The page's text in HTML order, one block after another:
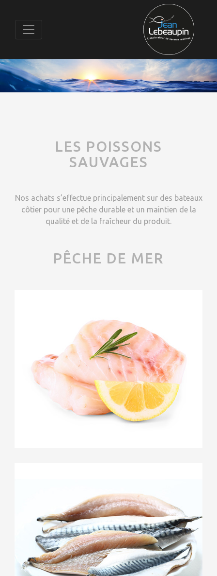
LES POISSONS
SAUVAGES
Nos achats s’effectue principalement sur des bateaux
côtier pour une pêche durable et un maintien de la
qualité et de la fraîcheur du produit.
PÊCHE DE MER